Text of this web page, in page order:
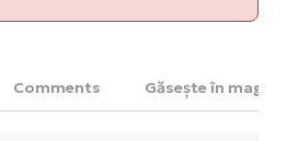
Comments Găsește în magazin